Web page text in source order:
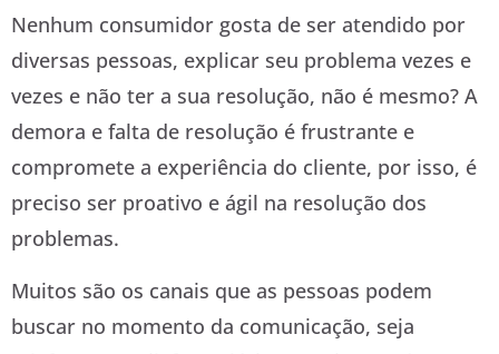
Nenhum consumidor gosta de ser atendido por
diversas pessoas, explicar seu problema vezes e
vezes e não ter a sua resolução, não é mesmo? A
demora e falta de resolução é frustrante e
compromete a experiência do cliente, por isso, é
preciso ser proativo e ágil na resolução dos
problemas.
Muitos são os canais que as pessoas podem
buscar no momento da comunicação, seja